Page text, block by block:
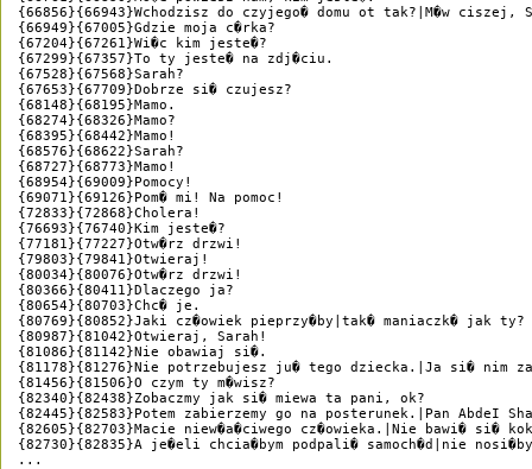
{66856}{66943}Wchodzisz do czyjego� domu ot tak?|M�w ciszej,
{66949}{67005}Gdzie moja c�rka?
{67204}{67261}Wi�c kim jeste�?
{67299}{67357}To ty jeste� na zdj�ciu.
{67528}{67568}Sarah?
{67653}{67709}Dobrze si� czujesz?
{68148}{68195}Mamo.
{68274}{68326}Mamo?
{68395}{68442}Mamo!
{68576}{68622}Sarah?
{68727}{68773}Mamo!
{68954}{69009}Pomocy!
{69071}{69126}Pom� mi! Na pomoc!
{72833}{72868}Cholera!
{76693}{76740}Kim jeste�?
{77181}{77227}Otw�rz drzwi!
{79803}{79841}Otwieraj!
{80034}{80076}Otw�rz drzwi!
{80366}{80411}Dlaczego ja?
{80654}{80703}Chc� je.
{80769}{80852}Jaki cz�owiek pieprzy�by|tak� maniaczk� jak ty?
{80987}{81042}Otwieraj, Sarah!
{81086}{81142}Nie obawiaj si�.
{81178}{81276}Nie potrzebujesz ju� tego dziecka.|Ja si� nim
{81456}{81506}O czym ty m�wisz?
{82340}{82438}Zobaczmy jak si� miewa ta pani, ok?
{82445}{82583}Potem zabierzemy go na posterunek.|Pan AbdeI
{82605}{82703}Macie niew�a�ciwego cz�owieka.|Nie bawi� si�
{82730}{82835}A je�eli chcia�bym podpali� samoch�d|nie
...